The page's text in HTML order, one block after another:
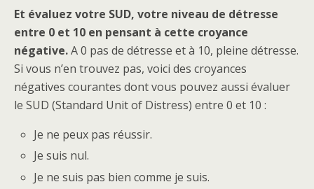
Et évaluez votre SUD, votre niveau de détresse
entre 0 et 10 en pensant à cette croyance
négative.A 0 pas de détresse et à 10, pleine détresse.
Si vous n’en trouvez pas, voici des croyances
négatives courantes dont vous pouvez aussi évaluer
le SUD (Standard Unit of Distress) entre 0 et 10 :
Je ne peux pas réussir.
Je suis nul.
Je ne suis pas bien comme je suis.